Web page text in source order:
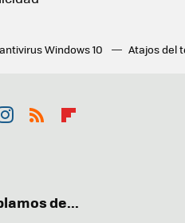
Windows 10 Atajos del
de...